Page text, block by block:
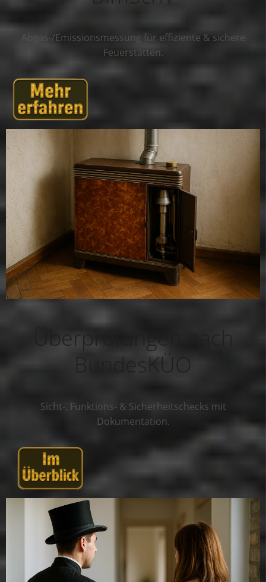
Abgas-/Emissionsmessung für effiziente & sichere
Feuerstätten.
Überprüfungen nach
BundesKÜO
Sicht-, Funktions- & Sicherheitschecks mit
Dokumentation.